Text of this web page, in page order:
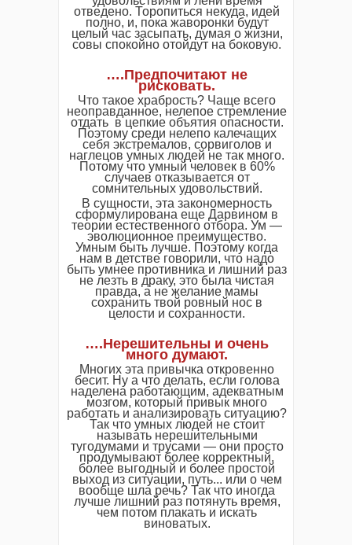
отведено. Торопиться некуда, идей
полно, и, пока жаворонки будут
целый час засыпать, думая о жизни,
совы спокойно отойдут на боковую.
….Предпочитают не
рисковать.
Что такое храбрость? Чаще всего
неоправданное, нелепое стремление
отдать в цепкие объятия опасности.
Поэтому среди нелепо калечащих
себя экстремалов, сорвиголов и
наглецов умных людей не так много.
Потому что умный человек в 60%
случаев отказывается от
сомнительных удовольствий.
В сущности, эта закономерность
сформулирована еще Дарвином в
теории естественного отбора. Ум —
эволюционное преимущество.
Умным быть лучше. Поэтому когда
нам в детстве говорили, что надо
быть умнее противника и лишний раз
не лезть в драку, это была чистая
правда, а не желание мамы
сохранить твой ровный нос в
целости и сохранности.
….Нерешительны и очень
много думают.
Многих эта привычка откровенно
бесит. Ну а что делать, если голова
наделена работающим, адекватным
мозгом, который привык много
работать и анализировать ситуацию?
Так что умных людей не стоит
называть нерешительными
тугодумами и трусами — они просто
продумывают более корректный,
более выгодный и более простой
выход из ситуации, путь... или о чем
вообще шла речь? Так что иногда
лучше лишний раз потянуть время,
чем потом плакать и искать
виноватых.